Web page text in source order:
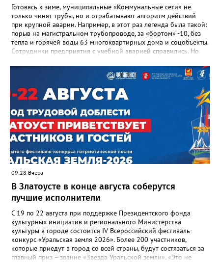
Готовясь к зиме, муниципальные «Коммунальные сети» не
только чинят трубы, но и отрабатывают алгоритм действий
при крупной аварии. Например, в этот раз легенда была такой:
порыв на магистральном трубопроводе, за «бортом» -10, без
тепла и горячей воды 63 многоквартирных дома и соцобъекты.
Сотрудники предприятия с учебной аварией справились. Но
отметили и недочёты. «Например, управляющие компании
несвоевременно приняли меры для предотвращения
“перемерзания” общей домовой тепловой сети
многоквартирного дома, отсутствовало взаимодействие с
ресурсоснабжающей организацией, ЕДДС и иными службами»,
— сообщила начальник Главного управления ГЖИ Ирина
Настенко. В следующий раз, рекомендовали в
Госжилинспекции, службы должны действовать слаженно. И
оперативно делиться информацией со всеми
заинтересованными – от поставщика тепла до конечных
потребителей.
09:28 Вчера
В Златоусте в конце августа соберутся
лучшие исполнители
С 19 по 22 августа при поддержке Президентского фонда
культурных инициатив и регионального Министерства
культуры в городе состоится IV Всероссийский фестиваль-
конкурс «Уральская земля 2026». Более 200 участников,
которые приедут в город со всей страны, будут состязаться за
главный приз – звание «Звезда Уральской земли». «Это не